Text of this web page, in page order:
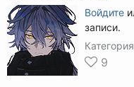
Войдите
записи.
9